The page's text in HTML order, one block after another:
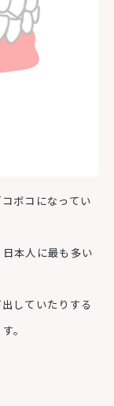
ボコになってい
本人に最も多い
していたりする
。